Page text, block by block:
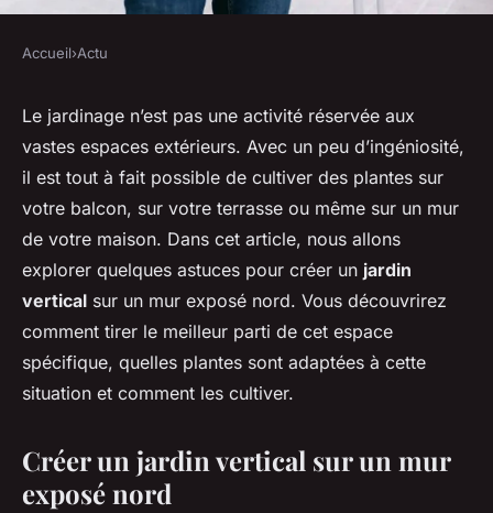
Quelles astuces pour cultiver
un jardin vertical sur un mur
exposé nord?
Tom•30 avril 2024 •5 min de lecture
Accueil›Actu
Le jardinage n’est pas une activité réservée aux
vastes espaces extérieurs. Avec un peu d’ingéniosité,
il est tout à fait possible de cultiver des plantes sur
votre balcon, sur votre terrasse ou même sur un mur
de votre maison. Dans cet article, nous allons
explorer quelques astuces pour créer un jardin
vertical sur un mur exposé nord. Vous découvrirez
comment tirer le meilleur parti de cet espace
spécifique, quelles plantes sont adaptées à cette
situation et comment les cultiver.
Créer un jardin vertical sur un mur
exposé nord